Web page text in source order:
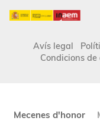
Avís legal
Condicions
Mecenes d'honor